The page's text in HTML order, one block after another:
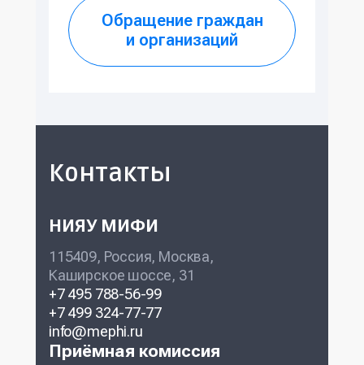
Обращение граждан
и организаций
Контакты
НИЯУ МИФИ
115409, Россия, Москва,
Каширское шоссе, 31
+7 495 788-56-99
+7 499 324-77-77
info@mephi.ru
Приёмная комиссия